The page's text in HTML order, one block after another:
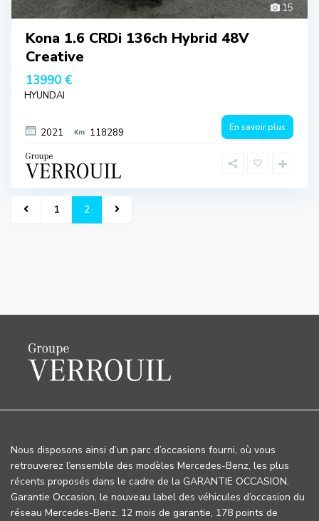
15
Kona 1.6 CRDi 136ch Hybrid 48V
Creative
13990 €
HYUNDAI
2021 118289 En savoir plus
1 2
Nous disposons ainsi d’un parc d’occasions fourni, où vous
retrouverez l’ensemble des modèles Mercedes-Benz, les plus
récents proposés dans le cadre de la GARANTIE OCCASION.
Garantie Occasion, le nouveau label des véhicules d’occasion du
réseau Mercedes-Benz. 12 mois de garantie, 178 points de